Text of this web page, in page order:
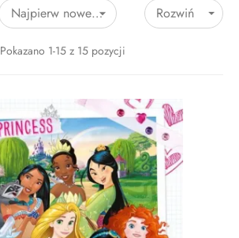
Najpierw nowe produkty

Pokazano 1-15 z 15 pozycji
Rozwiń